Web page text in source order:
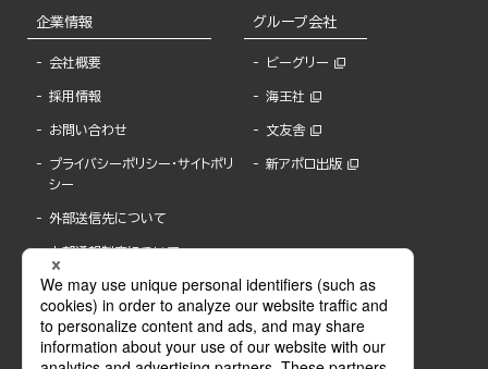
企業情報
会社概要
採用情報
お問い合わせ
プライバシーポリシー・サイトポリ
シー
外部送信先について
内部通報制度について
グループ会社
ビーグリー
海王社
文友舎
新アポロ出版